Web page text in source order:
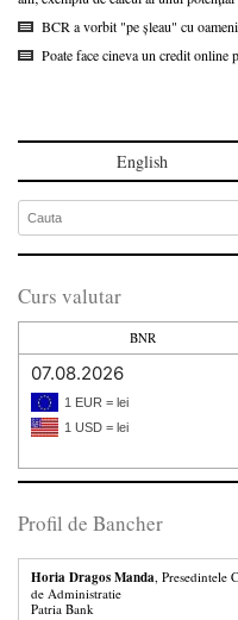
BCR a vorbit "pe șleau" cu
Poate face cineva un credit online
English
Curs valutar
BNR
07.08.2026
1 EUR = lei
1 USD = lei
Profil de Bancher
Horia Dragos Manda, Presedintele
de Administratie
Patria Bank